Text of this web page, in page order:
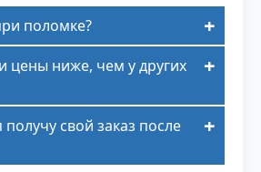
поломке?
цены ниже, чем у других
свой заказ после